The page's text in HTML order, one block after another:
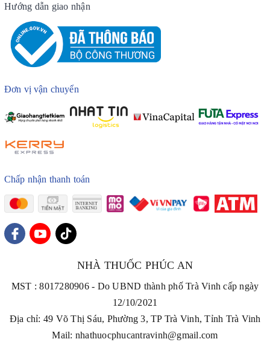
Hướng dẫn giao nhận
Đơn vị vận chuyển
Chấp nhận thanh toán
NHÀ THUỐC PHÚC AN
MST : 8017280906 - Do UBND thành phố Trà Vinh cấp ngày
12/10/2021
Địa chỉ: 49 Võ Thị Sáu, Phường 3, TP Trà Vinh, Tỉnh Trà Vinh
Mail: nhathuocphucantravinh@gmail.com